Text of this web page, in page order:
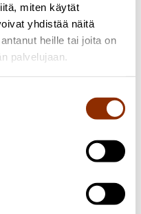
miten käytät
yhdistää näitä
heille tai joita on
palvelujaan.